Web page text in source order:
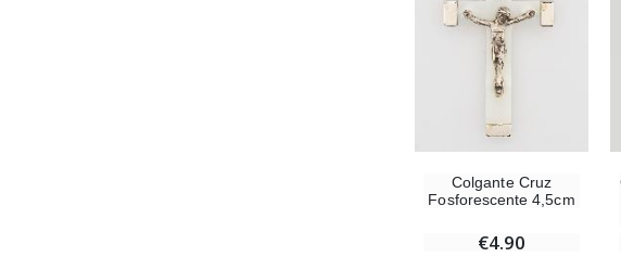
Colgante Cruz
Fosforescente 4,5cm
€4.90